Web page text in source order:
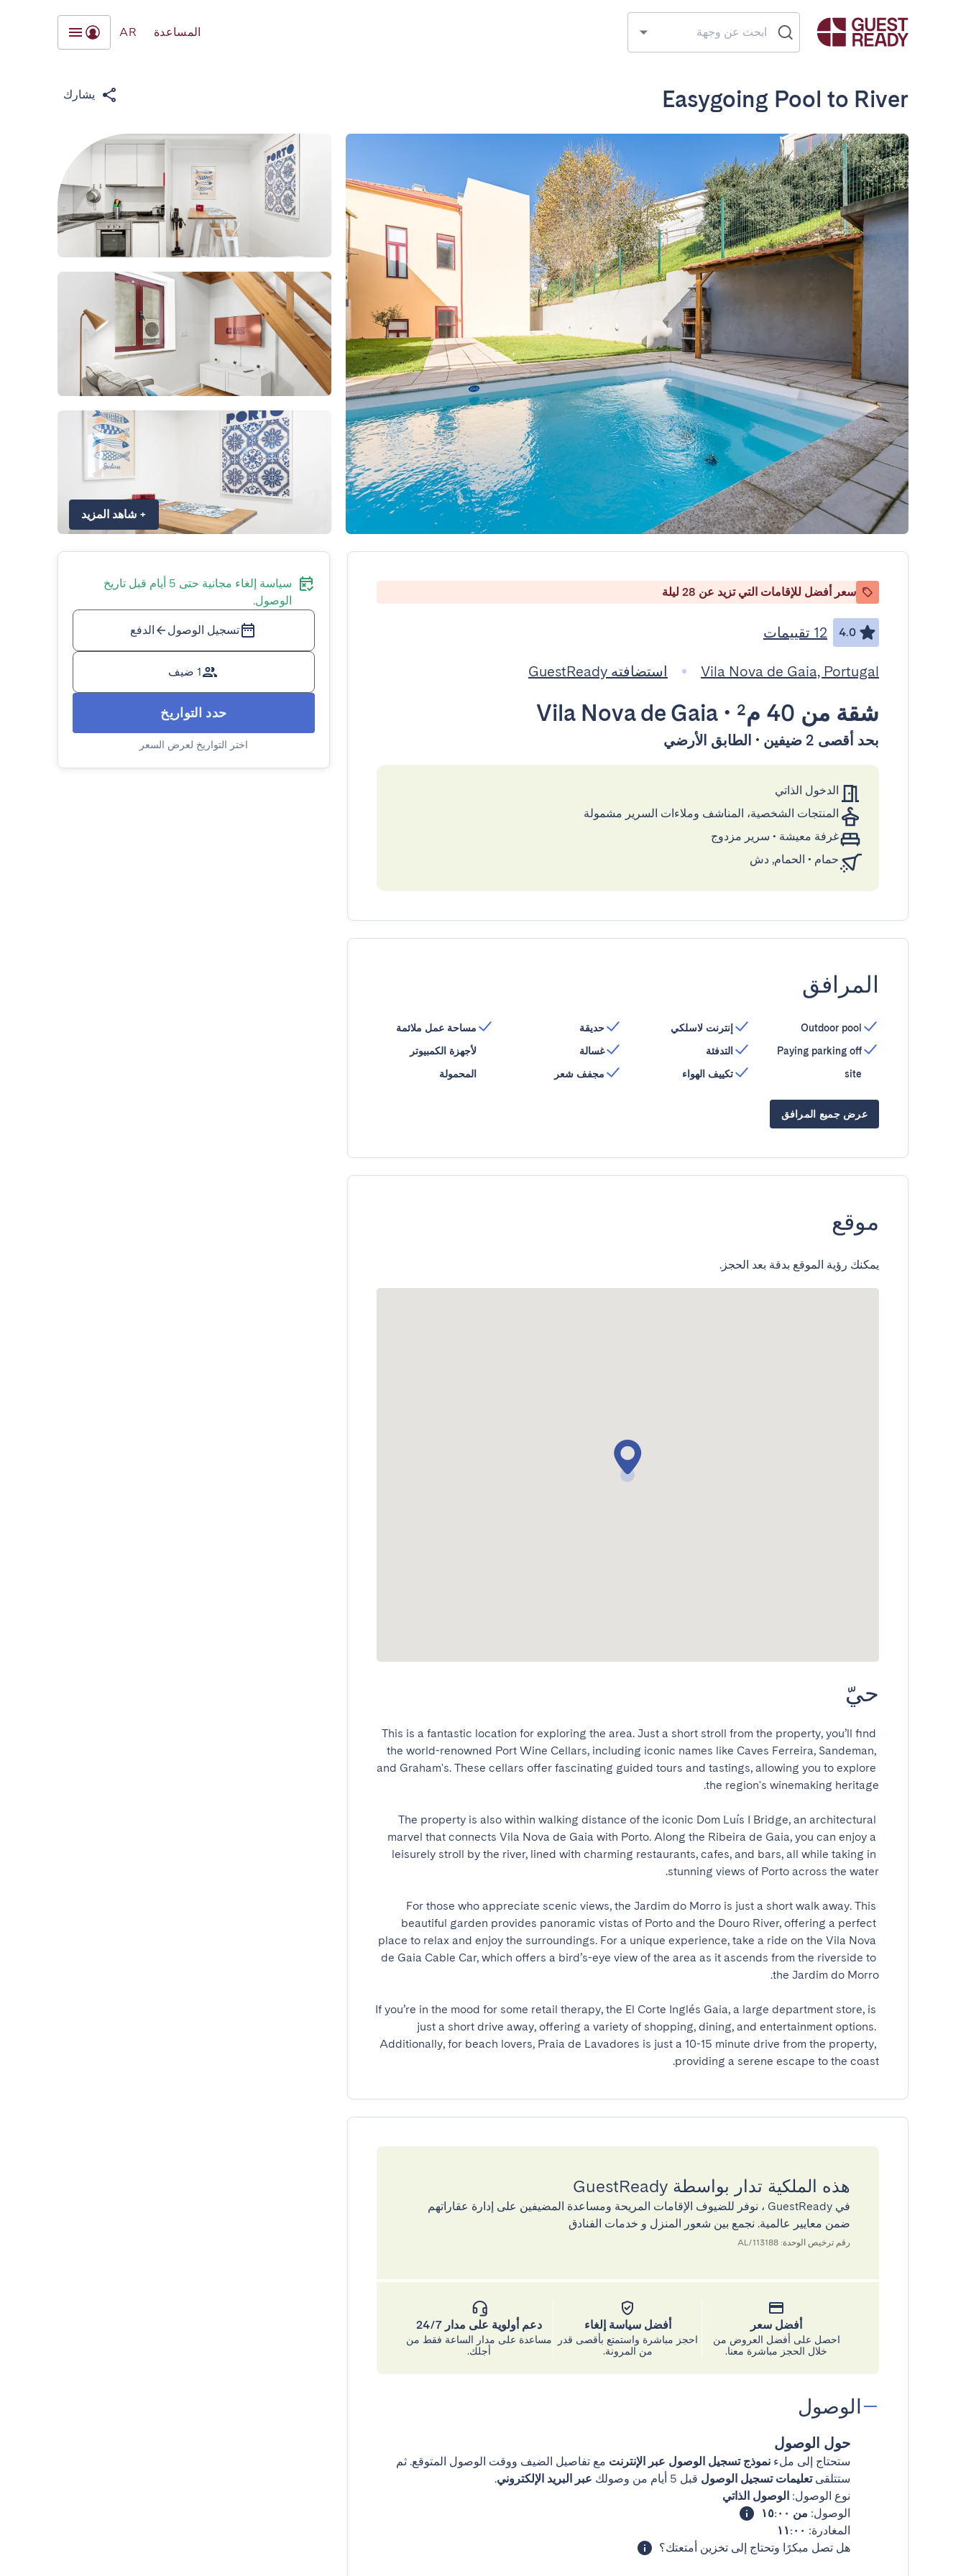
المساعدة AR
Easygoing Pool to River يشارك
+ شاهد المزيد
سعر أفضل للإقامات التي تزيد عن 28 ليلة
4.0 12 تقييمات
Vila Nova de Gaia, Portugal استضافته GuestReady
شقة من 40 م² •
Vila Nova de Gaia
بحد أقصى 2 ضيفين • الطابق الأرضي
الدخول الذاتي
المنتجات الشخصية، المناشف وملاءات السرير مشمولة
غرفة معيشة • سرير مزدوج
حمام • الحمام, دش
المرافق
Outdoor pool
Paying parking off
site
إنترنت لاسلكي
التدفئة
تكييف الهواء
حديقة
غسالة
مجفف شعر
مساحة عمل ملائمة
لأجهزة الكمبيوتر
المحمولة
عرض جميع المرافق
موقع
يمكنك رؤية الموقع بدقة بعد الحجز.
حيّ
This is a fantastic location for exploring the area. Just a short stroll from the property, you’ll find
the world-renowned Port Wine Cellars, including iconic names like Caves Ferreira, Sandeman,
and Graham's. These cellars offer fascinating guided tours and tastings, allowing you to explore
The property is also within walking distance of the iconic Dom Luís I Bridge, an architectural
marvel that connects Vila Nova de Gaia with Porto. Along the Ribeira de Gaia, you can enjoy a
leisurely stroll by the river, lined with charming restaurants, cafes, and bars, all while taking in
For those who appreciate scenic views, the Jardim do Morro is just a short walk away. This
beautiful garden provides panoramic vistas of Porto and the Douro River, offering a perfect
place to relax and enjoy the surroundings. For a unique experience, take a ride on the Vila Nova
de Gaia Cable Car, which offers a bird’s-eye view of the area as it ascends from the riverside to
If you’re in the mood for some retail therapy, the El Corte Inglés Gaia, a large department store, is
just a short drive away, offering a variety of shopping, dining, and entertainment options.
Additionally, for beach lovers, Praia de Lavadores is just a 10-15 minute drive from the property,
providing a serene escape to the coast.
هذه الملكية تدار بواسطة GuestReady
في GuestReady ، نوفر للضيوف الإقامات المريحة ومساعدة المضيفين على إدارة عقاراتهم
ضمن معايير عالمية. نجمع بين شعور المنزل و خدمات الفنادق
رقم ترخيص الوحدة: 113188/AL
أفضل سعر
احصل على أفضل العروض من
خلال الحجز مباشرة معنا.
أفضل سياسة إلغاء
احجز مباشرة واستمتع بأقصى قدر
من المرونة.
دعم أولوية على مدار 24/7
مساعدة على مدار الساعة فقط من
أجلك.
الوصول
حول الوصول
ستحتاج إلى ملء نموذج تسجيل الوصول عبر الإنترنت مع تفاصيل الضيف ووقت الوصول المتوقع. ثم
ستتلقىتعليمات تسجيل الوصول قبل 5 أيام من وصولك عبر البريد الإلكتروني.
نوع الوصول: الوصول الذاتي
الوصول: من ١٥:٠٠
المغادرة: ١١:٠٠
هل تصل مبكرًا وتحتاج إلى تخزين أمتعتك؟
سياسة إلغاء مجانية حتى 5 أيام قبل تاريخ
الوصول.
تسجيل الوصول الدفع
1 ضيف
حدد التواريخ
اختر التواريخ لعرض السعر